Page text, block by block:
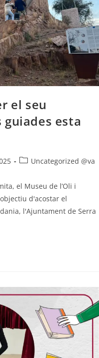
el seu
esta
Uncategorized @va
el Museu de l’Oli i
d'acostar el
l'Ajuntament de Serra